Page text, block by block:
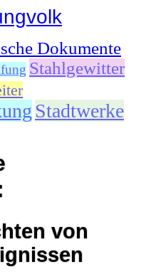
Dokumente
Stahlgewitter
Stadtwerke
von